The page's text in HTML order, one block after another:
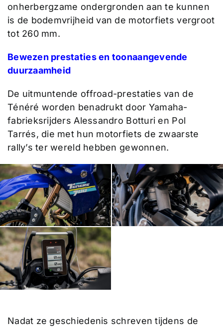
onherbergzame ondergronden aan te kunnen
is de bodemvrijheid van de motorfiets vergroot
tot 260 mm.
Bewezen prestaties en toonaangevende
duurzaamheid
De uitmuntende offroad-prestaties van de
Ténéré worden benadrukt door Yamaha-
fabrieksrijders Alessandro Botturi en Pol
Tarrés, die met hun motorfiets de zwaarste
rally’s ter wereld hebben gewonnen.
Nadat ze geschiedenis schreven tijdens de